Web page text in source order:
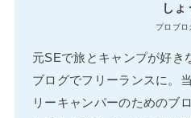
しょ
プロブロ
元SEで旅とキャンプが好き
ブログでフリーランスに。
リーキャンパーのためのブ